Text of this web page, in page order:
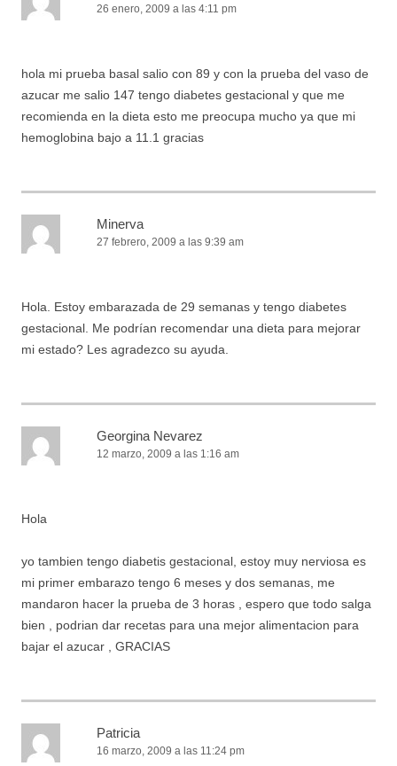
26 enero, 2009 a las 4:11 pm
hola mi prueba basal salio con 89 y con la prueba del vaso de
azucar me salio 147 tengo diabetes gestacional y que me
recomienda en la dieta esto me preocupa mucho ya que mi
hemoglobina bajo a 11.1 gracias
Minerva
27 febrero, 2009 a las 9:39 am
Hola. Estoy embarazada de 29 semanas y tengo diabetes
gestacional. Me podrían recomendar una dieta para mejorar
mi estado? Les agradezco su ayuda.
Georgina Nevarez
12 marzo, 2009 a las 1:16 am
Hola
yo tambien tengo diabetis gestacional, estoy muy nerviosa es
mi primer embarazo tengo 6 meses y dos semanas, me
mandaron hacer la prueba de 3 horas , espero que todo salga
bien , podrian dar recetas para una mejor alimentacion para
bajar el azucar , GRACIAS
Patricia
16 marzo, 2009 a las 11:24 pm